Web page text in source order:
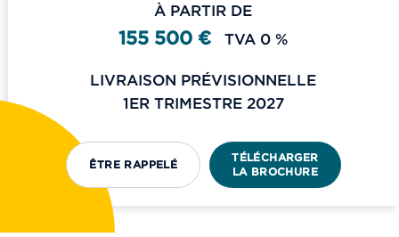
À PARTIR DE
155 500 € TVA 0 %
LIVRAISON PRÉVISIONNELLE
1ER TRIMESTRE 2027
ÊTRE RAPPELÉ
TÉLÉCHARGER
LA BROCHURE